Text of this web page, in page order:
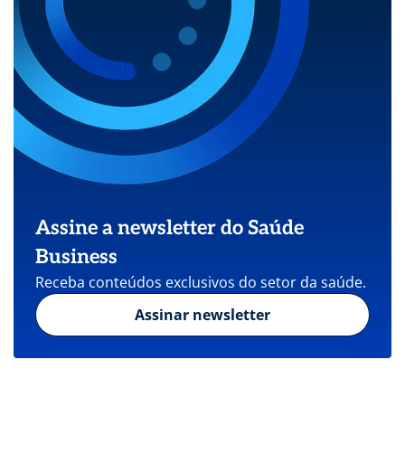
Assine a newsletter do Saúde
Business
Receba conteúdos exclusivos do setor da saúde.
Assinar newsletter